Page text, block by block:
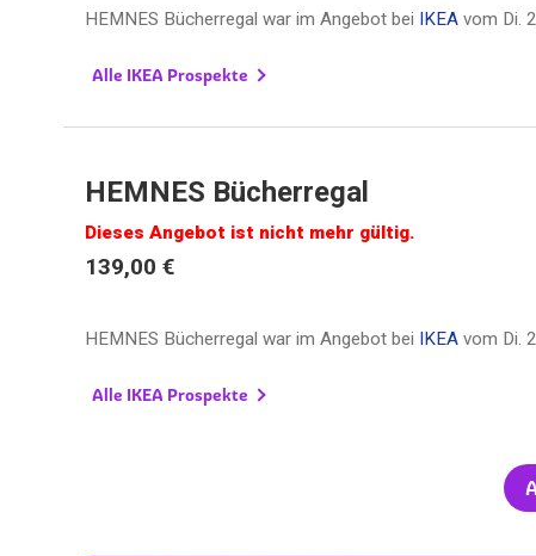
HEMNES Bücherregal war im Angebot bei IKEAvom Di.
Alle IKEA Prospekte
HEMNES Bücherregal
Dieses Angebot ist nicht mehr gültig.
139,00 €
HEMNES Bücherregal war im Angebot bei IKEAvom Di.
Alle IKEA Prospekte